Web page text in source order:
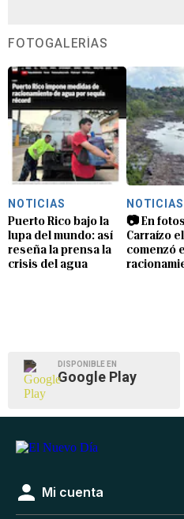
FOTOGALERÍAS
NOTICIAS
Puerto Rico bajo la
lupa del mundo: así
reseña la prensa la
crisis del agua
NOTICIAS
📷 En
Carraízo
comenzó
DISPONIBLE EN
Google Play
Mi cuenta